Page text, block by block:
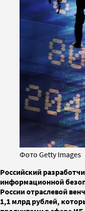
Фото Getty Images
Российский
информационной
России отраслевой
1,1 млрд рублей,